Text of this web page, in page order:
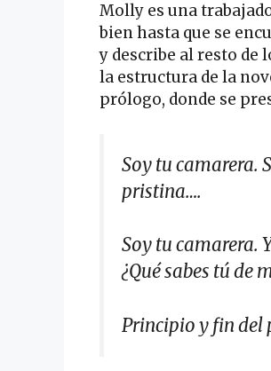
Molly es una
bien hasta que se
y describe al resto de
la estructura de la
prólogo, donde se
Soy tu camarera.
pristina….
Soy tu camarera.
¿Qué sabes tú de
Principio y fin del